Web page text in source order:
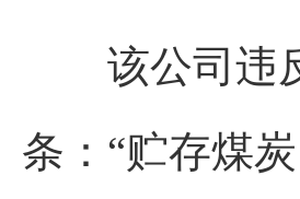
该公司违反
条：“贮存煤